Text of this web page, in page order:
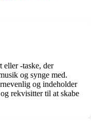
eller -taske, der
og synge med.
og indeholder
rekvisitter til at skabe